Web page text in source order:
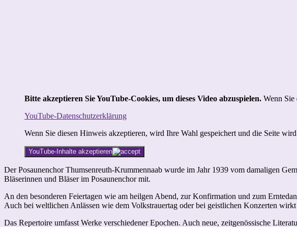
Bitte akzeptieren Sie YouTube-Cookies, um dieses Video abzuspielen. Wenn Sie
YouTube-Datenschutzerklärung
Wenn Sie diesen Hinweis akzeptieren, wird Ihre Wahl gespeichert und die Seite
YouTube-Inhalte akzeptieren
Der Posaunenchor Thumsenreuth-Krummennaab wurde im Jahr 1939 vom damaligen
Bläserinnen und Bläser im Posaunenchor mit.
An den besonderen Feiertagen wie am heilgen Abend, zur Konfirmation und zum
Auch bei weltlichen Anlässen wie dem Volkstrauertag oder bei geistlichen Konzerten
Das Repertoire umfasst Werke verschiedener Epochen. Auch neue, zeitgenössische